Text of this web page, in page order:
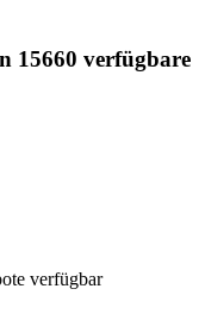
15660 verfügbare
verfügbar